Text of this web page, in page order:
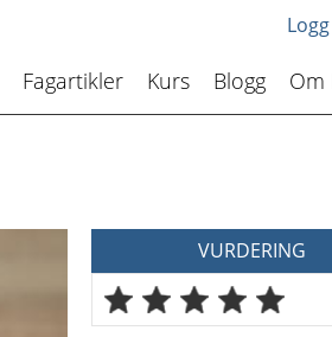
Fagartikler Kurs Blogg Om
VURDERING